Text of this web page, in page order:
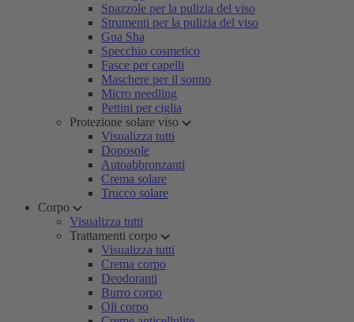
Spazzole per la pulizia del viso
Strumenti per la pulizia del viso
Gua Sha
Specchio cosmetico
Fasce per capelli
Maschere per il sonno
Micro needling
Pettini per ciglia
Protezione solare viso
Visualizza tutti
Doposole
Autoabbronzanti
Crema solare
Trucco solare
Corpo
Visualizza tutti
Trattamenti corpo
Visualizza tutti
Crema corpo
Deodoranti
Burro corpo
Oli corpo